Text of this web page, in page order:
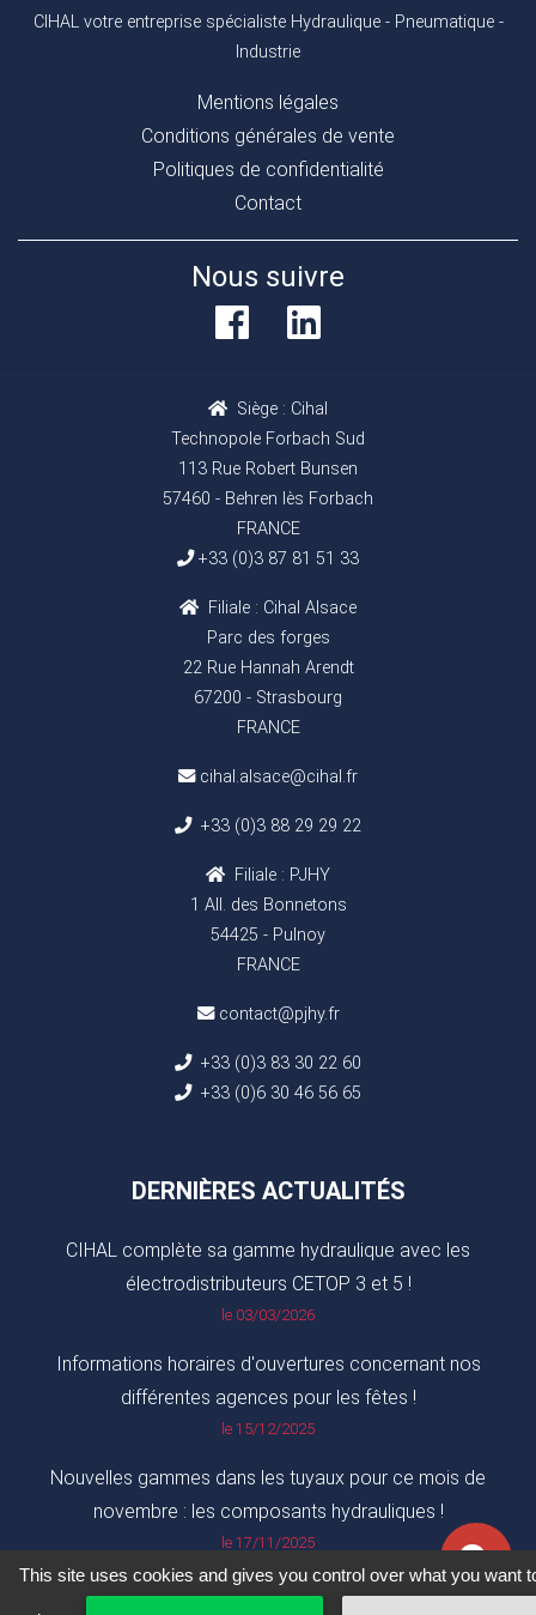
CIHAL votre entreprise spécialiste Hydraulique - Pneumatique -
Industrie
Mentions légales
Conditions générales de vente
Politiques de confidentialité
Contact
Nous suivre
Siège : Cihal
Technopole Forbach Sud
113 Rue Robert Bunsen
57460 - Behren lès Forbach
FRANCE
+33 (0)3 87 81 51 33
Filiale : Cihal Alsace
Parc des forges
22 Rue Hannah Arendt
67200 - Strasbourg
FRANCE
cihal.alsace@cihal.fr
+33 (0)3 88 29 29 22
Filiale : PJHY
1 All. des Bonnetons
54425 - Pulnoy
FRANCE
contact@pjhy.fr
+33 (0)3 83 30 22 60
+33 (0)6 30 46 56 65
DERNIÈRES ACTUALITÉS
CIHAL complète sa gamme hydraulique avec les
électrodistributeurs CETOP 3 et 5 !
le 03/03/2026
Informations horaires d'ouvertures concernant nos
différentes agences pour les fêtes !
le 15/12/2025
Nouvelles gammes dans les tuyaux pour ce mois de
novembre : les composants hydrauliques !
le 17/11/2025
This site uses cookies and gives you control over what you want